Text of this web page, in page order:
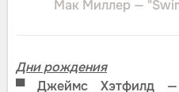
Мак Миллер —
Дни рождения
▀Джеймс Хэтфилд —